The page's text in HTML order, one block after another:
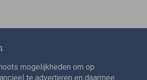
mogelijkheden om op
te adverteren en daarmee